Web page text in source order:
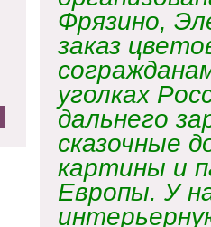
Фрязино,
заказ
уголках
дальнего
сказочные
картины и
Европы. У